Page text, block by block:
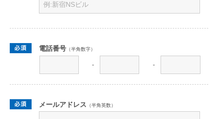
電話番号 （半角数字）
- -
メールアドレス （半角英数）